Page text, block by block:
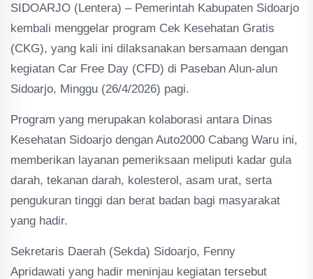
SIDOARJO (Lentera) – Pemerintah Kabupaten Sidoarjo
kembali menggelar program Cek Kesehatan Gratis
(CKG), yang kali ini dilaksanakan bersamaan dengan
kegiatan Car Free Day (CFD) di Paseban Alun-alun
Sidoarjo, Minggu (26/4/2026) pagi.
Program yang merupakan kolaborasi antara Dinas
Kesehatan Sidoarjo dengan Auto2000 Cabang Waru ini,
memberikan layanan pemeriksaan meliputi kadar gula
darah, tekanan darah, kolesterol, asam urat, serta
pengukuran tinggi dan berat badan bagi masyarakat
yang hadir.
Sekretaris Daerah (Sekda) Sidoarjo, Fenny
Apridawati yang hadir meninjau kegiatan tersebut